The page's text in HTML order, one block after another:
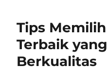
Tips
Terbaik
Berkualitas